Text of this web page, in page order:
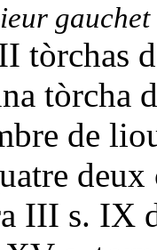
de
tòrcha
de
III s. IX